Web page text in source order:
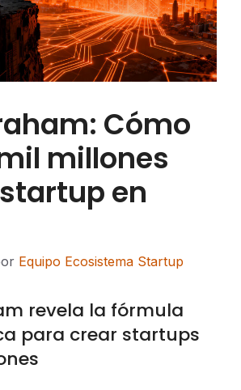
Cómo
millones
en
Equipo Ecosistema Startup
revela la fórmula
para crear startups